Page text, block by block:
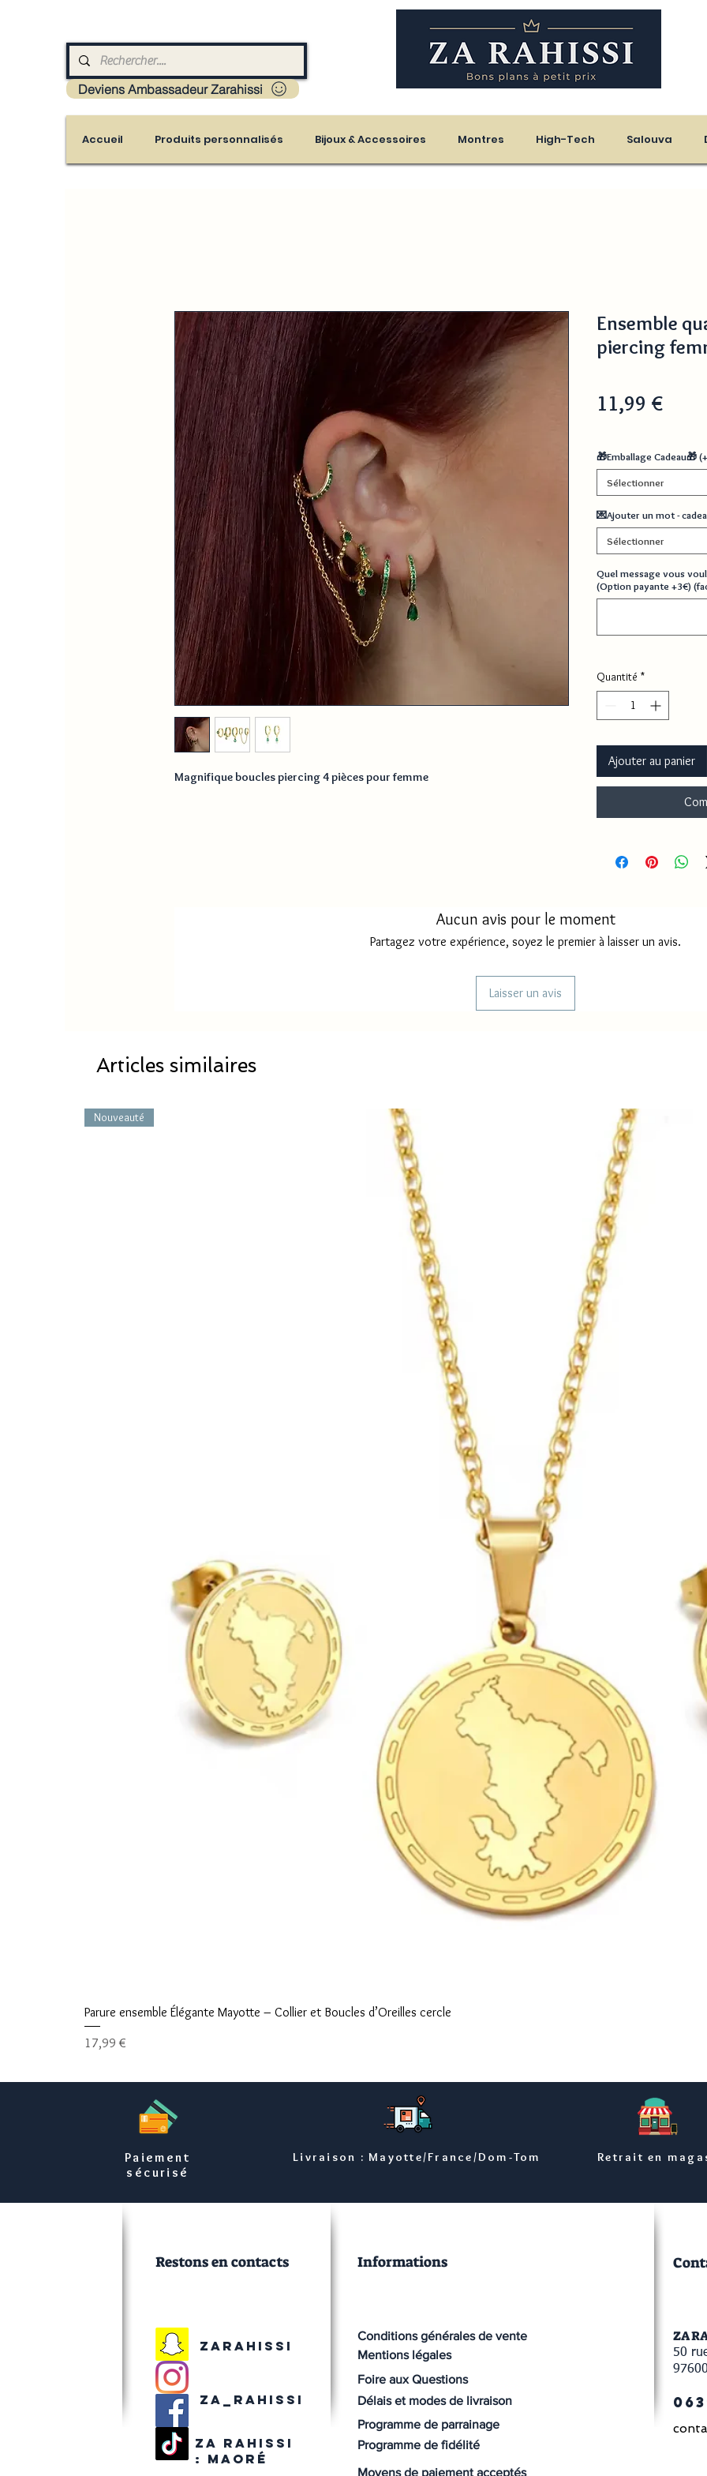
Livraison : Mayotte - France - La réunion - Guadeloupe - Martinique
Deviens Ambassadeur Zarahissi
Accueil Produits personnalisés Bijoux & Accessoires Montres High-Tech Salouva
Magnifique boucles piercing 4 pièces pour femme
Ensemble
piercing
11,99 €Prix
🎁Emballage Cadeau🎁
Sélectionner
💌Ajouter un mot -
Sélectionner
Quel message vous
(Option payante +3€)
Quantité *
Ajouter au panier
Aucun avis pour le moment
Partagez votre expérience, soyez le premier à laisser un avis.
Laisser un avis
Articles similaires
Nouveauté
Parure ensemble Élégante Mayotte – Collier et Boucles d’Oreilles cercle
Prix
17,99 €
Paiement
sécurisé
Livraison : Mayotte/France/Dom-Tom Retrait en
Conditions générales de vente
Restons en contacts
Zarahissi
Mentions légales
Informations
Foire aux Questions
Délais et modes de livraison
Programme de parrainage
Za rahissi
: maoré
Moyens de paiement acceptés
Programme de fidélité
Za_rahissi
ZA
50